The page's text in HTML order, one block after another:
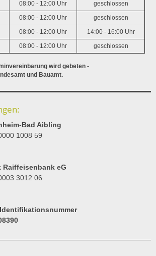
08:00 - 12:00 Uhr geschlossen
08:00 - 12:00 Uhr geschlossen
08:00 - 12:00 Uhr 14:00 - 16:00 Uhr
08:00 - 12:00 Uhr geschlossen
wird gebeten -
und Bauamt.
Bad Aibling
1008 59
Raiffeisenbank eG
3012 06